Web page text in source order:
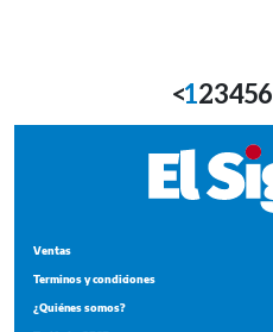
<123456
Ventas
Terminos y condiciones
¿Quiénes somos?